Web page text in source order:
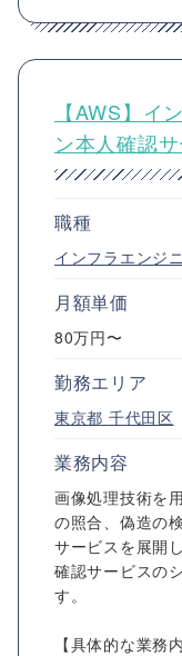
【AWS】イ
ン本人確認
職種
インフラエンジ
月額単価
80万円〜
勤務エリア
東京都 千代田区
業務内容
画像処理技術を
の照合、偽造の
サービスを展開
確認サービスの
す。
【具体的な業務